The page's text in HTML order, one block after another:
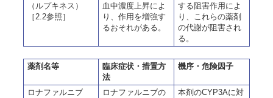
（ルプキネス）
［2.2参照］
血中濃度上昇によ
り、作用を増強す
るおそれがある。
する阻害作用によ
り、これらの薬剤
の代謝が阻害され
る。
薬剤名等
臨床症状・措置方
法
機序・危険因子
ロナファルニブ
ロナファルニブの
本剤のCYP3Aに対